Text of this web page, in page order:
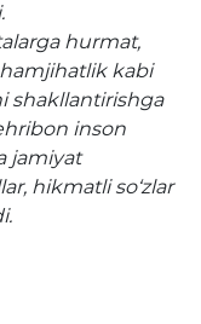
hurmat,
hamjihatlik kabi
shakllantirishga
inson
jamiyat
hikmatli so‘zlar